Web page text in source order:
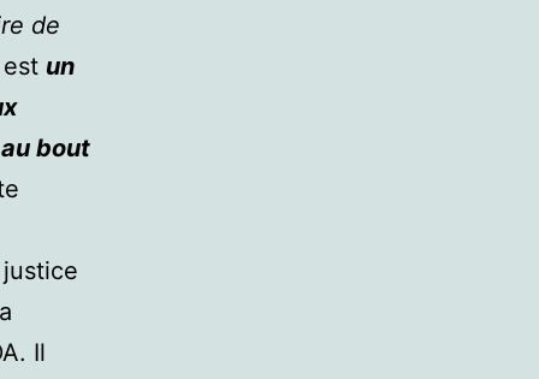
de
un
bout
Il